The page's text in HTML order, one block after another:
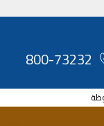
800-73232